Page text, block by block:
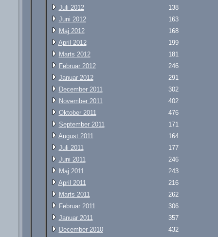
Juli 2012
138
Juni 2012
163
Maj 2012
168
April 2012
199
Marts 2012
181
Februar 2012
246
Januar 2012
291
December 2011
302
November 2011
402
Oktober 2011
476
September 2011
171
August 2011
164
Juli 2011
177
Juni 2011
246
Maj 2011
243
April 2011
216
Marts 2011
262
Februar 2011
306
Januar 2011
357
December 2010
432